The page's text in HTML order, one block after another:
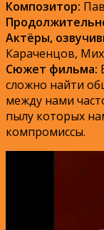
Композитор:
Актёры,
Караченцов,
Сюжет фильма:
сложно найти
между нами
пылу которых
компромиссы.